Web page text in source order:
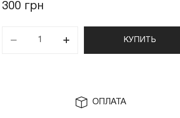
300 грн
КУПИТЬ
ОПЛАТА